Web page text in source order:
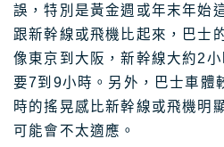
誤，特別是黃金週或年末年始
跟新幹線或飛機比起來，巴士
像東京到大阪，新幹線大約2
要7到9小時。另外，巴士車體
時的搖晃感比新幹線或飛機明
可能會不太適應。